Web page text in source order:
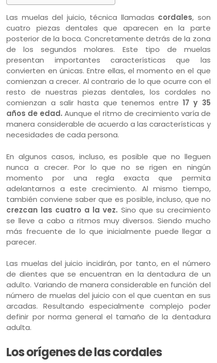
Las muelas del juicio, técnica llamadas cordales, son
cuatro piezas dentales que aparecen en la parte
posterior de la boca. Concretamente detrás de la zona
de los segundos molares. Este tipo de muelas
presentan importantes características que las
convierten en únicas. Entre ellas, el momento en el que
comienzan a crecer. Al contrario de lo que ocurre con el
resto de nuestras piezas dentales, los cordales no
comienzan a salir hasta que tenemos entre 17 y 35
años de edad. Aunque el ritmo de crecimiento varía de
manera considerable de acuerdo a las características y
necesidades de cada persona.
En algunos casos, incluso, es posible que no lleguen
nunca a crecer. Por lo que no se rigen en ningún
momento por una regla exacta que permita
adelantarnos a este crecimiento. Al mismo tiempo,
también conviene saber que es posible, incluso, que no
crezcan las cuatro a la vez. Sino que su crecimiento
se lleve a cabo a ritmos muy diversos. Siendo mucho
más frecuente de lo que inicialmente puede llegar a
parecer.
Las muelas del juicio incidirán, por tanto, en el número
de dientes que se encuentran en la dentadura de un
adulto. Variando de manera considerable en función del
número de muelas del juicio con el que cuentan en sus
arcadas. Resultando especialmente complejo poder
definir por norma general el tamaño de la dentadura
adulta.
Los orígenes de las cordales